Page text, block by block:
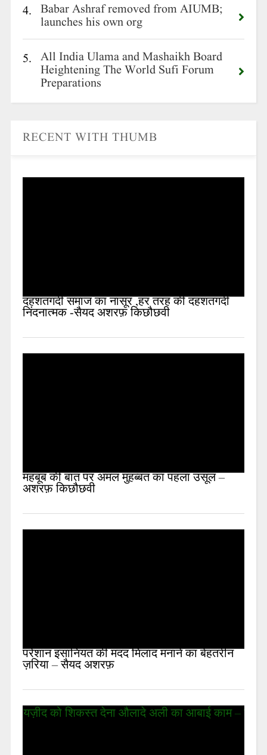
4. Babar Ashraf removed from AIUMB;
launches his own org
5. All India Ulama and Mashaikh Board
Heightening The World Sufi Forum
Preparations
RECENT WITH THUMB
दहशतगर्दी समाज का नासूर ,हर तरह की दहशतगर्दी
निंदनात्मक -सैयद अशरफ़ किछौछवी
महबूब की बात पर अमल मुहब्बत का पहला उसूल –
अशरफ़ किछौछवी
परेशान इंसानियत की मदद मिलाद मनाने का बेहतरीन
ज़रिया – सैयद अशरफ़